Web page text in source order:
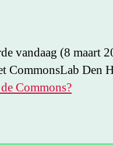
vandaag (8 maart
CommonsLab Den
Commons?